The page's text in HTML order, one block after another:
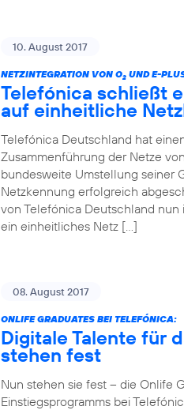
10. August 2017
NETZINTEGRATION VON O2 UND E-
Telefónica schließt
auf einheitliche
Telefónica Deutschland hat
Zusammenführung der Netze
bundesweite Umstellung seiner
Netzkennung erfolgreich
von Telefónica Deutschland
ein einheitliches Netz […]
08. August 2017
ONLIFE GRADUATES BEI TELEFÓNICA:
Digitale Talente für
stehen fest
Nun stehen sie fest – die Onlife
Einstiegsprogramms bei